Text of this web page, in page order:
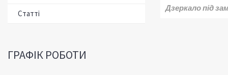
Дзеркало під
Статті
ГРАФІК РОБОТИ